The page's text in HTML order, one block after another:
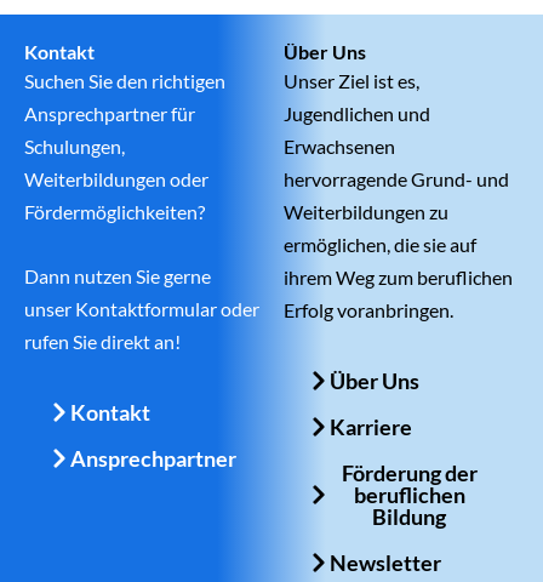
Kontakt
Suchen Sie den richtigen
Ansprechpartner für
Schulungen,
Weiterbildungen oder
Fördermöglichkeiten?
Dann nutzen Sie gerne
unser Kontaktformular oder
rufen Sie direkt an!
Kontakt
Ansprechpartner
Über Uns
Unser Ziel ist es,
Jugendlichen und
Erwachsenen
hervorragende Grund- und
Weiterbildungen zu
ermöglichen, die sie auf
ihrem Weg zum beruflichen
Erfolg voranbringen.
Über Uns
Karriere
Förderung der
beruflichen
Bildung
Newsletter